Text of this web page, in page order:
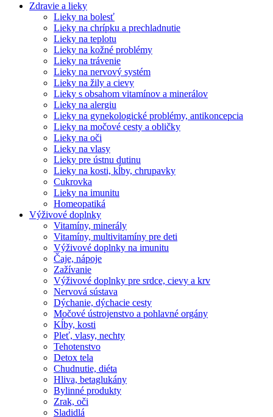
Zdravie a lieky
Lieky na bolesť
Lieky na chrípku a prechladnutie
Lieky na teplotu
Lieky na kožné problémy
Lieky na trávenie
Lieky na nervový systém
Lieky na žily a cievy
Lieky s obsahom vitamínov a minerálov
Lieky na alergiu
Lieky na gynekologické problémy, antikoncepcia
Lieky na močové cesty a obličky
Lieky na oči
Lieky na vlasy
Lieky pre ústnu dutinu
Lieky na kosti, kĺby, chrupavky
Cukrovka
Lieky na imunitu
Homeopatiká
Výživové doplnky
Vitamíny, minerály
Vitamíny, multivitamíny pre deti
Výživové doplnky na imunitu
Čaje, nápoje
Zažívanie
Výživové doplnky pre srdce, cievy a krv
Nervová sústava
Dýchanie, dýchacie cesty
Močové ústrojenstvo a pohlavné orgány
Kĺby, kosti
Pleť, vlasy, nechty
Tehotenstvo
Detox tela
Chudnutie, diéta
Hliva, betaglukány
Bylinné produkty
Zrak, oči
Sladidlá